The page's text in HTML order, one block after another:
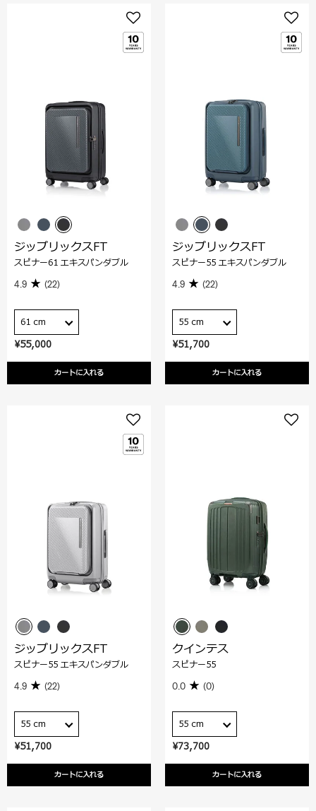
¥55,000
カートに入れる
ジップリックスFT
スピナー61 エキスパンダブル
4.9 (22)
61 cm
¥51,700
カートに入れる
ジップリックスFT
スピナー55 エキスパンダブル
4.9 (22)
55 cm
¥51,700
カートに入れる
ジップリックスFT
スピナー55 エキスパンダブル
4.9 (22)
55 cm
¥73,700
カートに入れる
クインテス
スピナー55
0.0 (0)
55 cm